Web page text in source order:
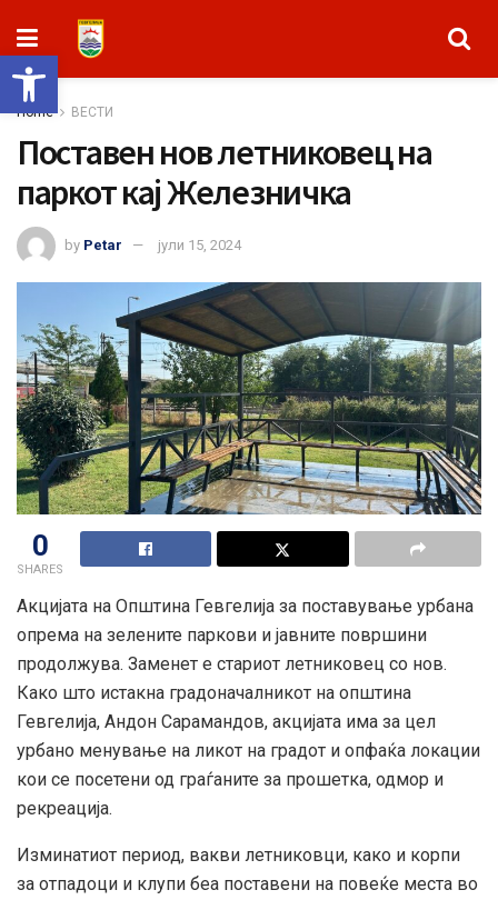
Open toolbar
Home ВЕСТИ
Поставен нов летниковец на
паркот кај Железничка
by Petar јули 15, 2024
0
SHARES
Акцијата на Општина Гевгелија за поставување урбана
опрема на зелените паркови и јавните површини
продолжува. Заменет е стариот летниковец со нов.
Како што истакна градоначалникот на општина
Гевгелија, Андон Сарамандов, акцијата има за цел
урбано менување на ликот на градот и опфаќа локации
кои се посетени од граѓаните за прошетка, одмор и
рекреација.
Изминатиот период, вакви летниковци, како и корпи
за отпадоци и клупи беа поставени на повеќе места во